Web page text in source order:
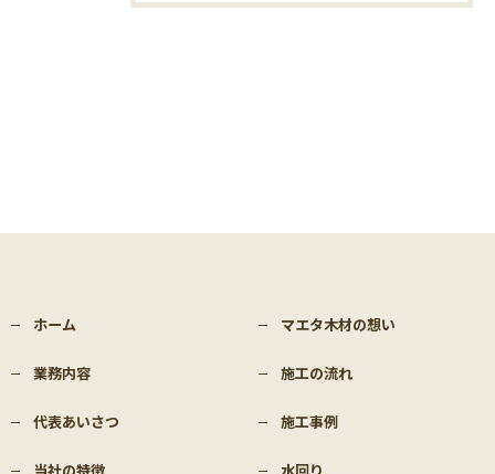
ホーム マエタ木材の想い
業務内容 施工の流れ
代表あいさつ 施工事例